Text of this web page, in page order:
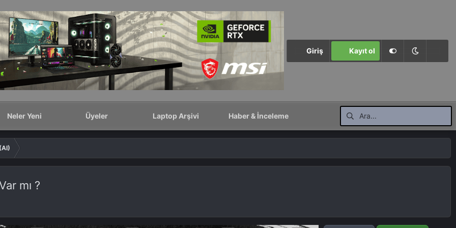
Giriş Kayıt ol
Neler Yeni Üyeler Laptop Arşivi Haber & İnceleme
mı ?